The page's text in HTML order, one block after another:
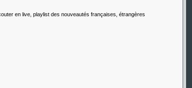
en live, playlist des nouveautés françaises, étrangères